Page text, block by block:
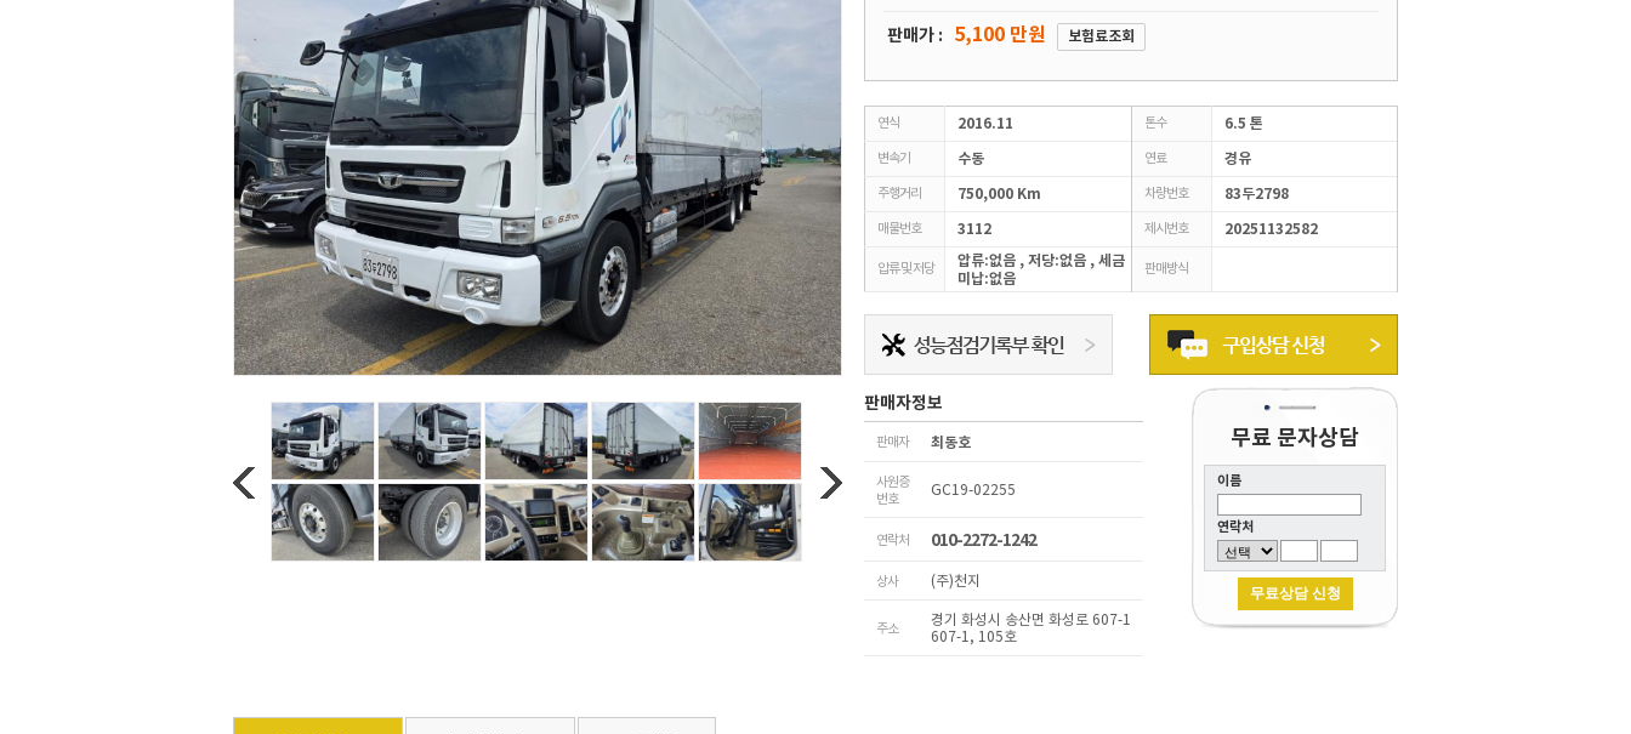
판매가 : 5,100 만원 보험료조회
연식 2016.11 톤수 6.5 톤
변속기 수동 연료 경유
주행거리 750,000 Km 차량번호 83두2798
매물번호 3112 제시번호 20251132582
압류 및 저당
압류:없음 , 저당:없음 , 세금
미납:없음
판매방식
판매자정보
판매자 최동호
사원증
번호
GC19-02255
연락처 010-2272-1242
상사 (주)천지
주소
경기 화성시 송산면 화성로 607-1
607-1, 105호
무료 문자상담
이름
연락처